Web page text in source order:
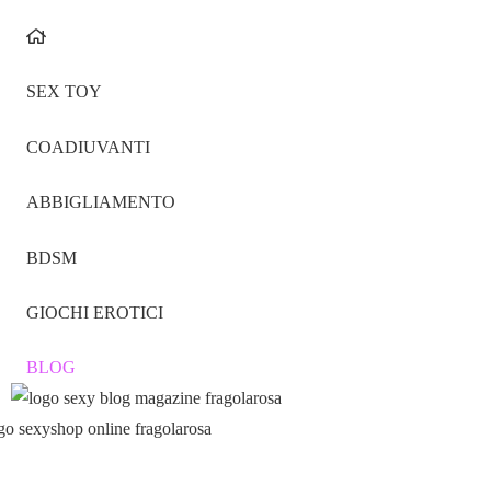
SEX TOY
COADIUVANTI
ABBIGLIAMENTO
BDSM
GIOCHI EROTICI
BLOG